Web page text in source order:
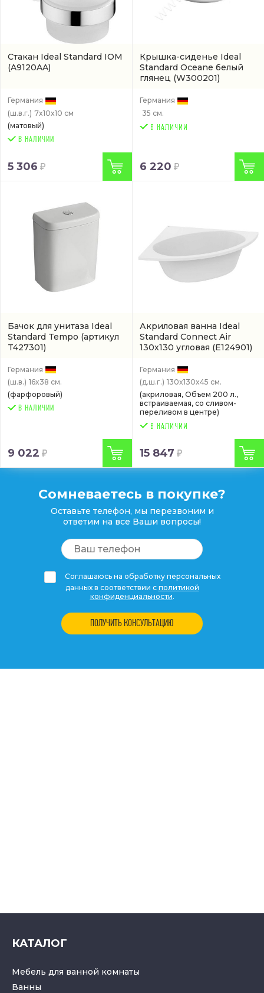
Стакан Ideal Standard IOM
(A9120AA)
Германия
(ш.в.г.) 7x10x10 см
(матовый)
В НАЛИЧИИ
5 306
Крышка-сиденье Ideal
Standard Oceane белый
глянец (W300201)
Германия
35 см.
6 220
Бачок для унитаза Ideal
Standard Tempo (артикул
T427301)
Германия
(ш.в.) 16x38 см.
(фарфоровый)
В НАЛИЧИИ
9 022
Акриловая ванна Ideal
Standard Connect Air
130x130 угловая (E124901)
Германия
(д.ш.г.) 130x130x45 см.
(акриловая, Объем 200 л.,
встраиваемая, со сливом-
переливом в центре)
15 847
Сомневаетесь в покупке?
Оставьте телефон, мы перезвоним и
ответим на все Ваши вопросы!
Соглашаюсь на обработку персональных
данных в соответствии с политикой
конфиденциальности.
ПОЛУЧИТЬ КОНСУЛЬТАЦИЮ
КАТАЛОГ
Мебель для ванной комнаты
Ванны